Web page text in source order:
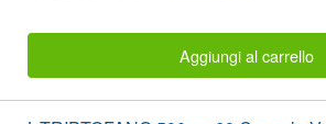
Aggiungi al carrello